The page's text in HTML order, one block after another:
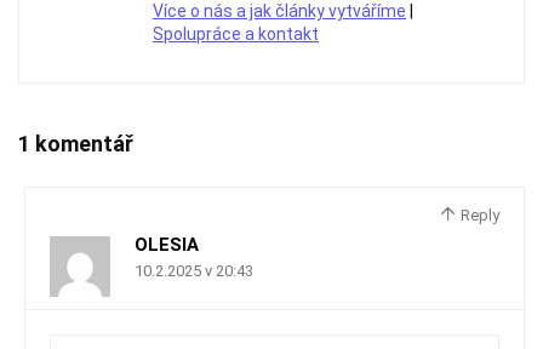
Více o nás a jak články vytváříme
Spolupráce a kontakt
1 komentář
Reply
OLESIA
10.2.2025 v 20:43